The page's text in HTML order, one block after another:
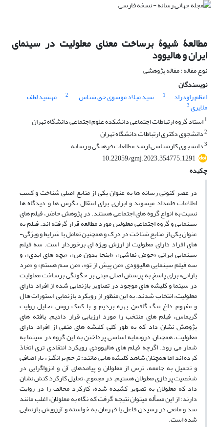
مطالعۀ شیوۀ برساخت معنای معلولیت در سینمای
ایران و هالیوود
نوع مقاله : مقاله پژوهشی
نویسندگان
اعظم راودراد
1 سید میلاد موسوی حق شناس 2 مهشید لطف
ملایری3
1استاد گروه ارتباطات اجتماعی دانشکده علوم اجتماعی دانشگاه تهران
2دانشجوی دکتری ارتباطات دانشگاه تهران
3دانشجوی کارشناسی ارشد مطالعات فرهنگی و رسانه
10.22059/gmj.2023.354775.1291
چکیده
در عصر کنونی رسانه ­ها به عنوان یکی از منابع اصلی شناخت و کسب
اطلاعات قلمداد می­شوند و ابزاری برای انتقال نگرش­ ها و دیدگاه­ ها
نسبت به انواع گروه ­های اجتماعی هستند. در پژوهش حاضر، فیلم­ های
سینمایی و گروه اجتماعی معلولین مورد مطالعه قرار گرفته ­اند. فیلم به
عنوان یکی از منابع شناخت در درک و همچنین تعامل با شرایط و ویژگی­
های افراد دارای معلولیت از ارزش ویژه­ ای برخوردار است. سه فیلم
سینمایی ایرانی «حوض نقاشی»، «اینجا بدون من»، «بچه­ های ابدی»، و
سه فیلم سینمایی هالیوودی «من پیش از تو»، «من سم هستم» و «مرد
بارانی» برای پاسخ به پرسش اصلی مبنی بر چگونگی برساخت معلولیت
در سینما و کلیشه ­های موجود در تصاویر بازنمایی شده از افراد دارای
معلولیت، انتخاب شدند. به این منظور از رویکرد بازنمایی استورات هال
و مفهوم داغ ننگ گافمن بهره بردیم و با کمک روش تحلیل روایت
گریماس، فیلم­ های منتخب را مورد ارزیابی قرار دادیم. یافته­ های
پژوهش نشان داد که به طور کلی کلیشه­ های منفی از افراد دارای
معلولیت، همچنان درونمایة اساسی پرداختن به این گروه در سینما به
شمار می­ رود. اگرچه فیلم­ های هالیوودی رویکرد انتقادی ­تری اتخاذ
کرده ­اند اما همچنان شاهد کلیشه­ هایی مانند: ترحم ­برانگیز، بار اضافی
و تحمیل به جامعه، ترس از معلولان و پیامدهای آن و انزواگرایی در
شخصیت ­پردازی معلولان هستیم. در مجموع، تحلیل کارکرد کنش نشان
داد که معلولان به تصویر کشیده شده، کارکرد مخالف را در روایت
دارند؛ از این مسأله می­توان نتیجه گرفت که نگاه به معلولان، اغلب مانند
سد و مانعی در رسیدن فاعل یا قهرمان به خواسته­ و آرزوی­ش بازنمایی
شده است.